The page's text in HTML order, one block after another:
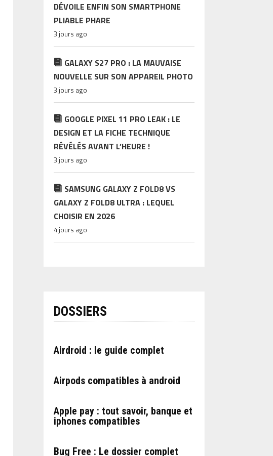
DÉVOILE ENFIN SON SMARTPHONE
PLIABLE PHARE
3 jours ago
GALAXY S27 PRO : LA MAUVAISE
NOUVELLE SUR SON APPAREIL PHOTO
3 jours ago
GOOGLE PIXEL 11 PRO LEAK : LE
DESIGN ET LA FICHE TECHNIQUE
RÉVÉLÉS AVANT L’HEURE !
3 jours ago
SAMSUNG GALAXY Z FOLD8 VS
GALAXY Z FOLD8 ULTRA : LEQUEL
CHOISIR EN 2026
4 jours ago
DOSSIERS
Airdroid : le guide complet
Airpods compatibles à android
Apple pay : tout savoir, banque et
iphones compatibles
Bug Free : Le dossier complet